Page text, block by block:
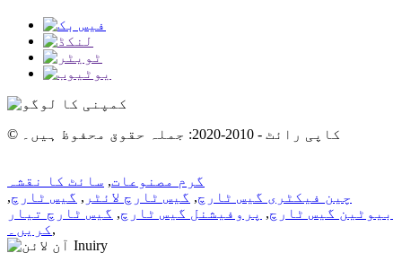
© کاپی رائٹ - 2010-2020: جملہ حقوق محفوظ ہیں۔
گرم مصنوعات, سائٹ کا نقشہ
چین فیکٹری گیس ٹارچ, گیس ٹارچ لائٹر , گیس ٹارچ,
بیوٹین گیس ٹارچ, پروفیشنل گیس ٹارچ, گیس ٹارچ تیار
کریں۔,